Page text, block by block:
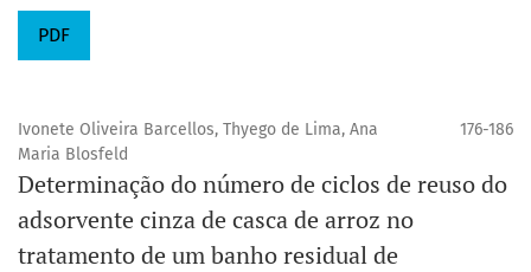
PDF
Ivonete Oliveira Barcellos, Thyego de Lima, Ana
Maria Blosfeld
176-186
Determinação do número de ciclos de reuso do
adsorvente cinza de casca de arroz no
tratamento de um banho residual de